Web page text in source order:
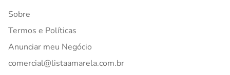
Sobre
Termos e Políticas
Anunciar meu Negócio
comercial@listaamarela.com.br